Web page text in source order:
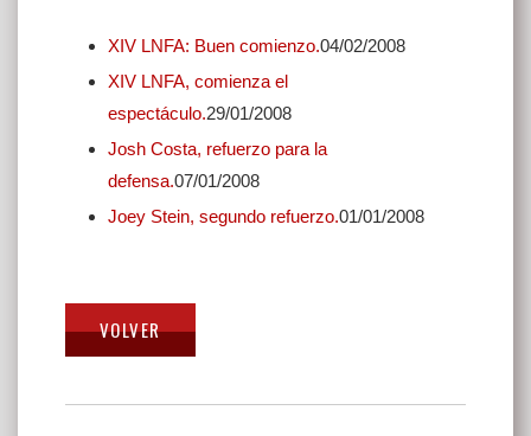
XIV LNFA: Buen comienzo.04/02/2008
XIV LNFA, comienza el
espectáculo.29/01/2008
Josh Costa, refuerzo para la
defensa.07/01/2008
Joey Stein, segundo refuerzo.01/01/2008